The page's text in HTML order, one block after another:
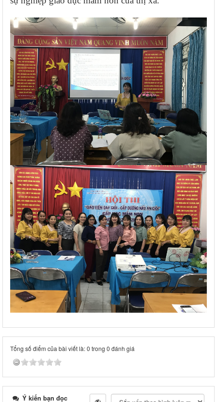
Tổng số điểm của bài viết là: 0 trong 0 đánh giá
Ý kiến bạn đọc